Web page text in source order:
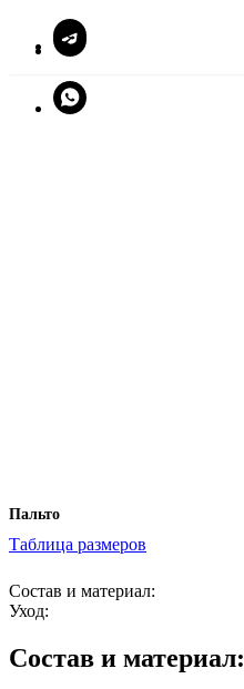
Пальто
Таблица размеров
Состав и материал:
Уход:
Состав и материал: